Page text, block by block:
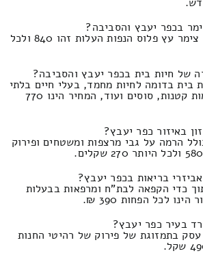
בכפר יעבץ והסביבה?
עלותה של העברה של צימר עץ פלוס הנפות העלות זהו 840 ולכל
של חיות בית בכפר יעבץ והסביבה?
בית בדומה לחיות מחמד, בעלי חיים בלתי
מבויתים, בהמות, בהמות קטנות, סוסים ועוד, המחיר הינו 770
באיזור כפר יעבץ?
הרמה על גבי מרצפות ומשטחים ופירוק
בריאות בכפר יעבץ?
כדי הקפאה לבת"ח ומרפאות בבעלות
לכל הפחות 390 ₪.
בעיר כפר יעבץ?
עסק בתמזוגת של פירוק של רהיטי החנות